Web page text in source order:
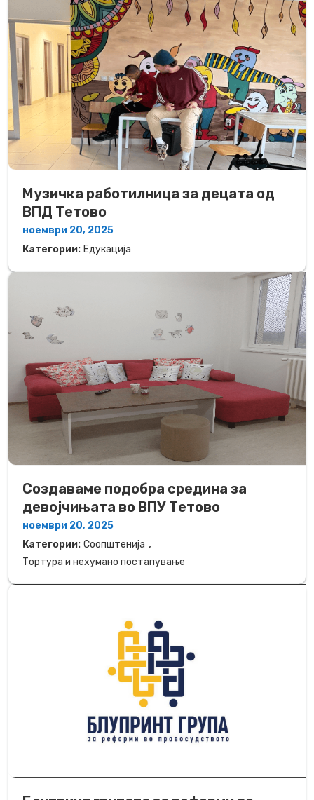
Музичка работилница за децата од
ВПД Тетово
ноември 20, 2025
Категории: Едукација
Создаваме подобра средина за
девојчињата во ВПУ Тетово
ноември 20, 2025
Категории: Соопштенија ,
Тортура и нехумано постапување